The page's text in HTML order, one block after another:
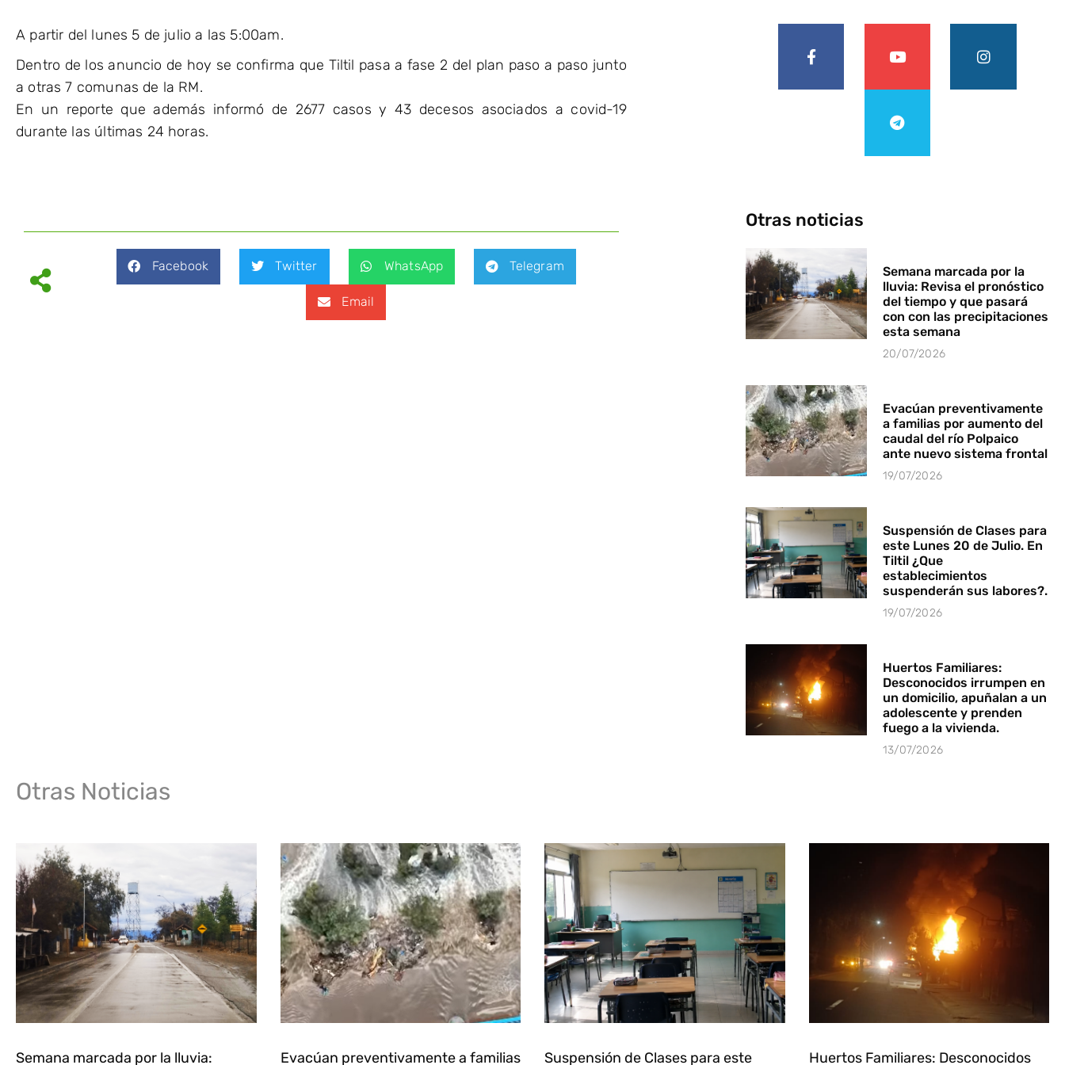
A partir del lunes 5 de julio a las 5:00am.
Dentro de los anuncio de hoy se confirma que Tiltil pasa a fase 2 del plan paso a paso junto
a otras 7 comunas de la RM.
En un reporte que además informó de 2677 casos y 43 decesos asociados a covid-19
durante las últimas 24 horas.
Facebook Twitter WhatsApp Telegram
Email
Otras noticias
Semana marcada por la
lluvia: Revisa el pronóstico
del tiempo y que pasará
con con las precipitaciones
esta semana
20/07/2026
Evacúan preventivamente
a familias por aumento del
caudal del río Polpaico
ante nuevo sistema frontal
19/07/2026
Suspensión de Clases para
este Lunes 20 de Julio. En
Tiltil ¿Que
establecimientos
suspenderán sus labores?.
19/07/2026
Huertos Familiares:
Desconocidos irrumpen en
un domicilio, apuñalan a un
adolescente y prenden
fuego a la vivienda.
13/07/2026
Otras Noticias
Semana marcada por la lluvia: Evacúan preventivamente a familias Suspensión de Clases para este Huertos Familiares: Desconocidos